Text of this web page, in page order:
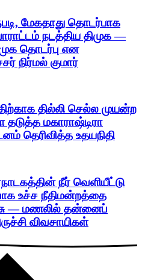
மேகதாது தொடர்பாக
நடத்திய திமுக —
தொடர்பு என
நிர்மல் குமார்
தில்லி செல்ல முயன்ற
மகாராஷ்டிரா
தெரிவித்த உதயநிதி
நீர் வெளியீட்டு
உச்ச நீதிமன்றத்தை
— மணலில் தன்னைப்
விவசாயிகள்